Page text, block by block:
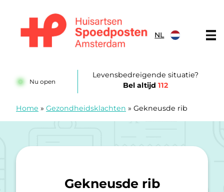
NL
Nu open
Levensbedreigende situatie?
Bel altijd112
Home » Gezondheidsklachten » Gekneusde rib
Gekneusde rib